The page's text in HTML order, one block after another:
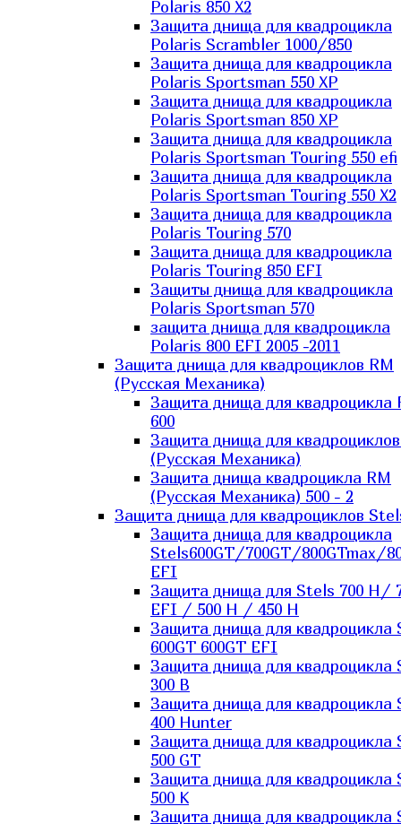
Polaris 850 X2
Защита днища для квадроцикла
Polaris Scrambler 1000/850
Защита днища для квадроцикла
Polaris Sportsman 550 XP
Защита днища для квадроцикла
Polaris Sportsman 850 XP
Защита днища для квадроцикла
Polaris Sportsman Touring 550 efi
Защита днища для квадроцикла
Polaris Sportsman Touring 550 X2
Защита днища для квадроцикла
Polaris Touring 570
Защита днища для квадроцикла
Polaris Touring 850 EFI
Защиты днища для квадроцикла
Polaris Sportsman 570
защита днища для квадроцикла
Polaris 800 EFI 2005 -2011
Защита днища для квадроциклов RM
(Русская Механика)
Защита днища для квадроцикла
600
Защита днища для
(Русская Механика)
Защита днища квадроцикла RM
(Русская Механика) 500 - 2
Защита днища для квадроциклов
Защита днища для квадроцикла
Stels600GT/700GT/800GTmax/
EFI
Защита днища для Stels 700 H/
EFI / 500 H / 450 H
Защита днища для квадроцикла
600GT 600GT EFI
Защита днища для квадроцикла
300 B
Защита днища для квадроцикла
400 Hunter
Защита днища для квадроцикла
500 GT
Защита днища для квадроцикла
500 K
Защита днища для квадроцикла